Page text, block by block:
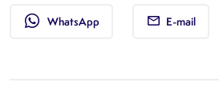
whatsapp WhatsApp E-mail